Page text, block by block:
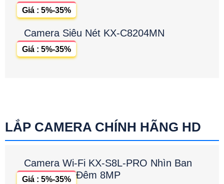
Giá : 5%-35%
Camera Siêu Nét KX-C8204MN
Giá : 5%-35%
LẮP CAMERA CHÍNH HÃNG HD
Camera Wi-Fi KX-S8L-PRO Nhìn Ban
Đêm 8MP
Giá : 5%-35%